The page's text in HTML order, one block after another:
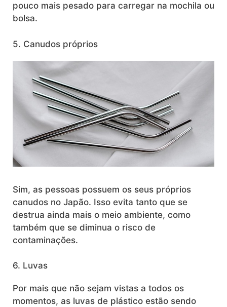
pouco mais pesado para carregar na mochila ou
bolsa.
5. Canudos próprios
Sim, as pessoas possuem os seus próprios
canudos no Japão. Isso evita tanto que se
destrua ainda mais o meio ambiente, como
também que se diminua o risco de
contaminações.
6. Luvas
Por mais que não sejam vistas a todos os
momentos, as luvas de plástico estão sendo